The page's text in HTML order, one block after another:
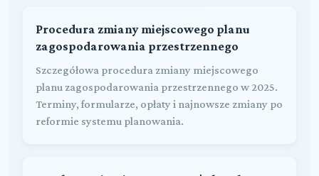
Procedura zmiany miejscowego planu
zagospodarowania przestrzennego
Szczegółowa procedura zmiany miejscowego
planu zagospodarowania przestrzennego w 2025.
Terminy, formularze, opłaty i najnowsze zmiany po
reformie systemu planowania.